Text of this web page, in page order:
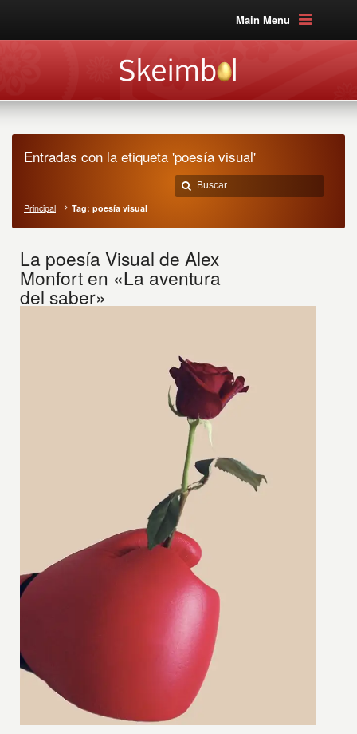
Main Menu
Entradas con la etiqueta 'poesía visual'
Principal Tag: poesía visual
La poesía Visual de Alex
Monfort en «La aventura
del saber»